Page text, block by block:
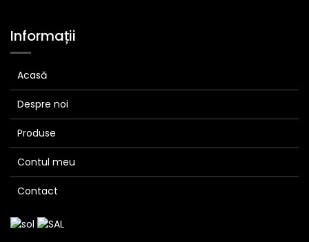
Informații
Acasă
Despre noi
Produse
Contul meu
Contact